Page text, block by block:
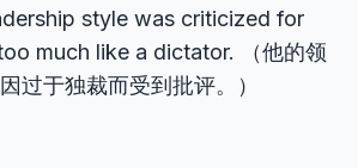
style was criticized for
much like a dictator. （他的领
过于独裁而受到批评。）